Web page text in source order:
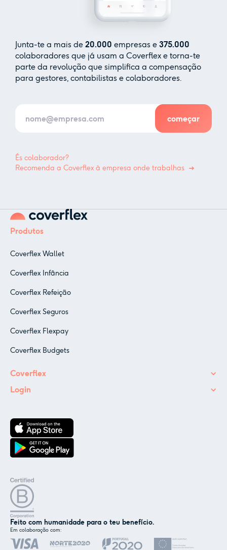
Junta-te a mais de 20.000 empresas e 375.000
colaboradores que já usam a Coverflex e torna-te
parte da revolução que simplifica a compensação
para gestores, contabilistas e colaboradores.
És colaborador?
Recomenda a Coverflex à empresa onde trabalhas
Produtos
Coverflex Wallet
Coverflex Infância
Coverflex Refeição
Coverflex Seguros
Coverflex Flexpay
Coverflex Budgets
Coverflex
Login
Feito com humanidade para o teu benefício.
Em colaboração com: